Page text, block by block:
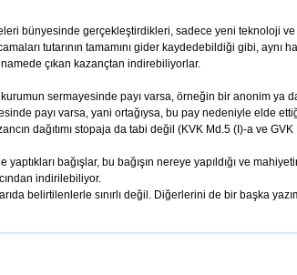
bünyesinde gerçekleştirdikleri, sadece yeni teknoloji ve
tutarının tamamını gider kaydedebildiği gibi, aynı
çıkan kazançtan indirebiliyorlar.
sermayesinde payı varsa, örneğin bir anonim ya
payı varsa, yani ortağıysa, bu pay nedeniyle elde
dağıtımı stopaja da tabi değil (KVK Md.5 (I)-a ve
bağışlar, bu bağışın nereye yapıldığı ve
indirilebiliyor.
belirtilenlerle sınırlı değil. Diğerlerini de bir başka